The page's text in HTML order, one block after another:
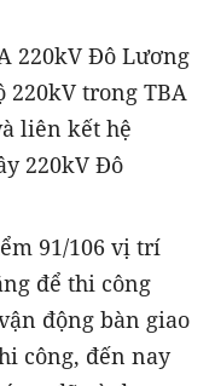
220kV Đô Lương
trong TBA
liên kết hệ
220kV Đô
91/106 vị trí
để thi công
động bàn giao
công, đến nay